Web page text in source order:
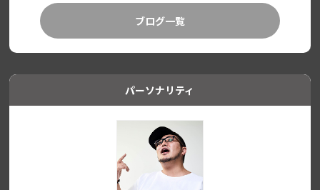
ブログ一覧
パーソナリティ